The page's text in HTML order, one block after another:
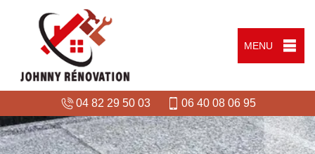
MENU
04 82 29 50 03 06 40 08 06 95